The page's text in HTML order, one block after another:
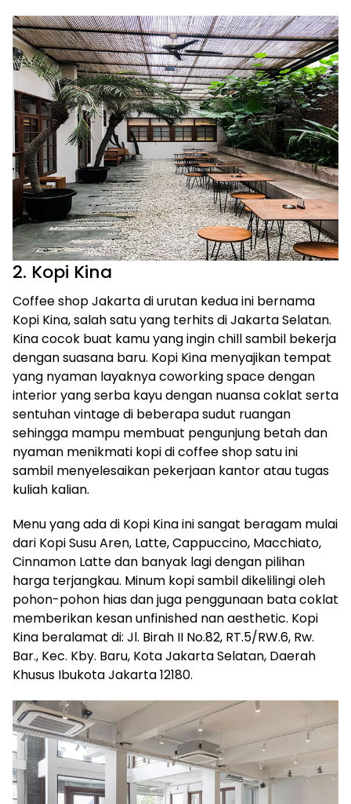
‍2. Kopi Kina
Coffee shop Jakarta di urutan kedua ini bernama
Kopi Kina, salah satu yang terhits di Jakarta Selatan.
Kina cocok buat kamu yang ingin chill sambil bekerja
dengan suasana baru. Kopi Kina menyajikan tempat
yang nyaman layaknya coworking space dengan
interior yang serba kayu dengan nuansa coklat serta
sentuhan vintage di beberapa sudut ruangan
sehingga mampu membuat pengunjung betah dan
nyaman menikmati kopi di coffee shop satu ini
sambil menyelesaikan pekerjaan kantor atau tugas
kuliah kalian.
Menu yang ada di Kopi Kina ini sangat beragam mulai
dari Kopi Susu Aren, Latte, Cappuccino, Macchiato,
Cinnamon Latte dan banyak lagi dengan pilihan
harga terjangkau. Minum kopi sambil dikelilingi oleh
pohon-pohon hias dan juga penggunaan bata coklat
memberikan kesan unfinished nan aesthetic. Kopi
Kina beralamat di: Jl. Birah II No.82, RT.5/RW.6, Rw.
Bar., Kec. Kby. Baru, Kota Jakarta Selatan, Daerah
Khusus Ibukota Jakarta 12180‍.